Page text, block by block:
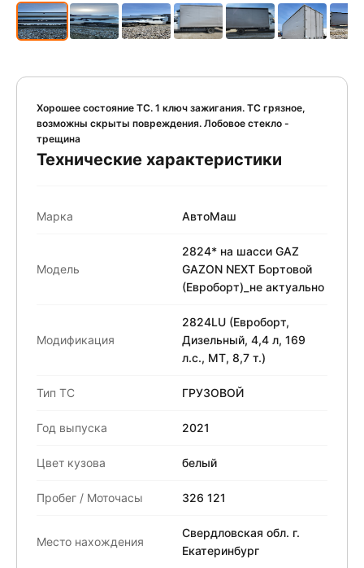
Хорошее состояние ТС. 1 ключ зажигания. ТС грязное,
возможны скрыты повреждения. Лобовое стекло -
трещина
Технические характеристики
Марка АвтоМаш
Модель
2824* на шасси GAZ
GAZON NEXT Бортовой
(Евроборт)_не актуально
Модификация
2824LU (Евроборт,
Дизельный, 4,4 л, 169
л.с., МТ, 8,7 т.)
Тип ТС ГРУЗОВОЙ
Год выпуска 2021
Цвет кузова белый
Пробег / Моточасы 326 121
Место нахождения
Свердловская обл. г.
Екатеринбург